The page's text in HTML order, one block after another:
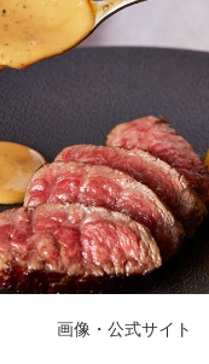
画像・公式サイト